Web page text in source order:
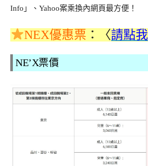
Info」、Yahoo案乘換內網頁最方便！
NEX優惠票 ：〈請點我
NE’X票價